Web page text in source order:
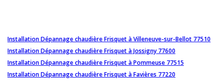
Installation Dépannage chaudière Frisquet à Villeneuve-sur-Bellot 77510
Installation Dépannage chaudière Frisquet à Jossigny 77600
Installation Dépannage chaudière Frisquet à Pommeuse 77515
Installation Dépannage chaudière Frisquet à Favières 77220